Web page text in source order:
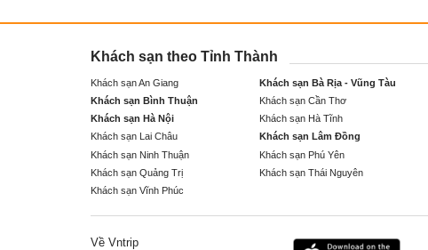
Khách sạn theo Tỉnh Thành
Khách sạn An Giang Khách sạn Bà Rịa - Vũng Tàu
Khách sạn Bình Thuận
Khách sạn Cần Thơ
Khách sạn Hà Nội
Khách sạn Hà Tĩnh
Khách sạn Lai Châu
Khách sạn Lâm Đồng
Khách sạn Ninh Thuận
Khách sạn Phú Yên
Khách sạn Quảng Trị
Khách sạn Thái Nguyên
Khách sạn Vĩnh Phúc
Về Vntrip